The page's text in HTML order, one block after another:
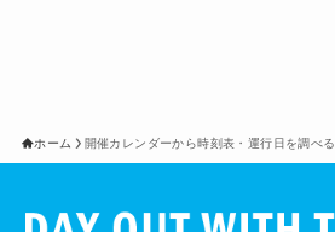
ホーム 開催カレンダーから時刻表・運行日を調べる